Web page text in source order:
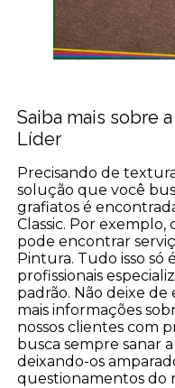
Saiba mais sobre
Líder
Precisando de
solução que você
grafiatos é
Classic. Por
pode encontrar
Pintura. Tudo isso só
profissionais
padrão. Não deixe
mais informações
nossos clientes com
busca sempre sanar
deixando-os
questionamentos do